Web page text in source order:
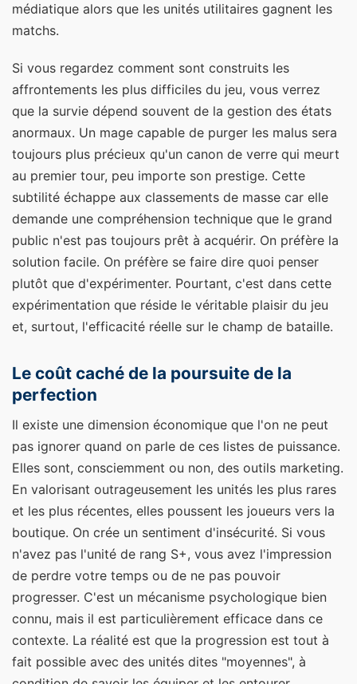
médiatique alors que les unités utilitaires gagnent les
matchs.
Si vous regardez comment sont construits les
affrontements les plus difficiles du jeu, vous verrez
que la survie dépend souvent de la gestion des états
anormaux. Un mage capable de purger les malus sera
toujours plus précieux qu'un canon de verre qui meurt
au premier tour, peu importe son prestige. Cette
subtilité échappe aux classements de masse car elle
demande une compréhension technique que le grand
public n'est pas toujours prêt à acquérir. On préfère la
solution facile. On préfère se faire dire quoi penser
plutôt que d'expérimenter. Pourtant, c'est dans cette
expérimentation que réside le véritable plaisir du jeu
et, surtout, l'efficacité réelle sur le champ de bataille.
Le coût caché de la poursuite de la
perfection
Il existe une dimension économique que l'on ne peut
pas ignorer quand on parle de ces listes de puissance.
Elles sont, consciemment ou non, des outils marketing.
En valorisant outrageusement les unités les plus rares
et les plus récentes, elles poussent les joueurs vers la
boutique. On crée un sentiment d'insécurité. Si vous
n'avez pas l'unité de rang S+, vous avez l'impression
de perdre votre temps ou de ne pas pouvoir
progresser. C'est un mécanisme psychologique bien
connu, mais il est particulièrement efficace dans ce
contexte. La réalité est que la progression est tout à
fait possible avec des unités dites "moyennes", à